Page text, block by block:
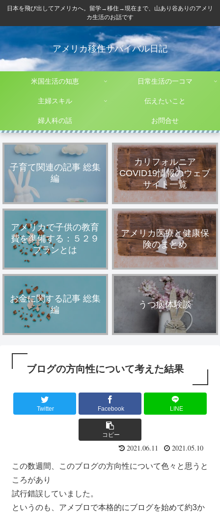
日本を飛び出してアメリカへ。留学→移住→現在まで、山あり谷ありのアメリ
カ生活のお話です
アメリカ移住サバイバル日記
米国生活の知恵 日常生活の一コマ
主婦スキル 伝えたいこと
婦人科の話 お問合せ
子育て関連の記事 総集
編
カリフォルニア
COVID19情報のウェブ
サイト一覧
アメリカで子供の教育
費を準備する：５２９
プランとは
アメリカ医療と健康保
険のまとめ
お金に関する記事 総集
編
うつ病体験談
ブログの方向性について考えた結果
Twitter Facebook LINE
コピー
2021.06.11 2021.05.10
この数週間、このブログの方向性について色々と思うと
ころがあり
試行錯誤していました。
というのも、アメブロで本格的にブログを始めて約3か